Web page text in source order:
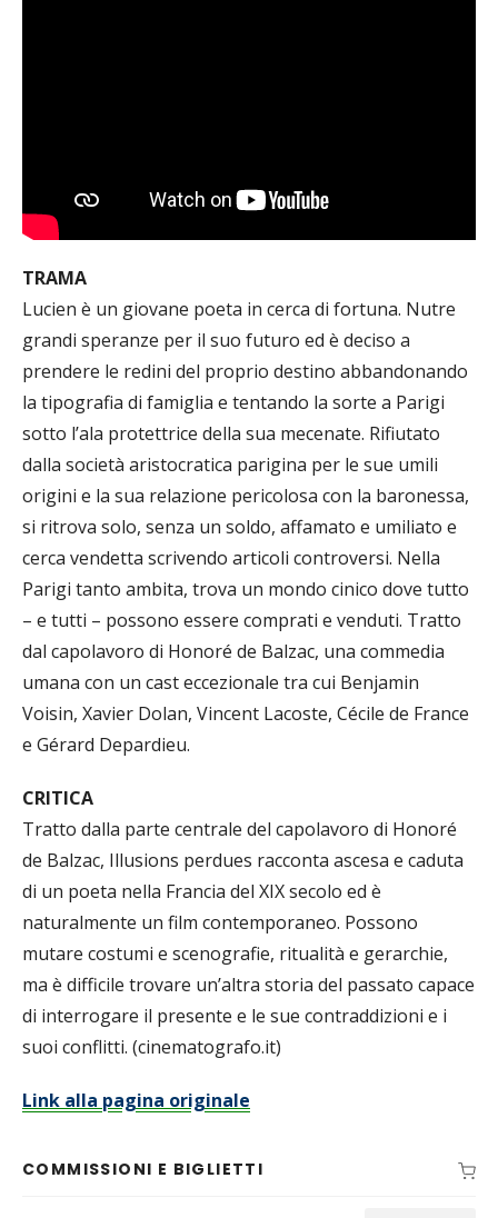
TRAMA
Lucien è un giovane poeta in cerca di fortuna. Nutre
grandi speranze per il suo futuro ed è deciso a
prendere le redini del proprio destino abbandonando
la tipografia di famiglia e tentando la sorte a Parigi
sotto l’ala protettrice della sua mecenate. Rifiutato
dalla società aristocratica parigina per le sue umili
origini e la sua relazione pericolosa con la baronessa,
si ritrova solo, senza un soldo, affamato e umiliato e
cerca vendetta scrivendo articoli controversi. Nella
Parigi tanto ambita, trova un mondo cinico dove tutto
– e tutti – possono essere comprati e venduti. Tratto
dal capolavoro di Honoré de Balzac, una commedia
umana con un cast eccezionale tra cui Benjamin
Voisin, Xavier Dolan, Vincent Lacoste, Cécile de France
e Gérard Depardieu.
CRITICA
Tratto dalla parte centrale del capolavoro di Honoré
de Balzac, Illusions perdues racconta ascesa e caduta
di un poeta nella Francia del XIX secolo ed è
naturalmente un film contemporaneo. Possono
mutare costumi e scenografie, ritualità e gerarchie,
ma è difficile trovare un’altra storia del passato capace
di interrogare il presente e le sue contraddizioni e i
suoi conflitti. (cinematografo.it)
Link alla pagina originale
COMMISSIONI E BIGLIETTI